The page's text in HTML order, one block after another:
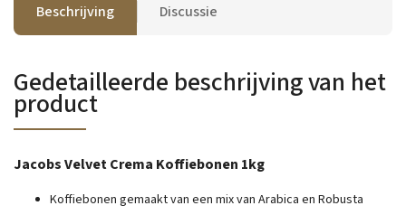
Beschrijving Discussie
Gedetailleerde beschrijving van het
product
Jacobs Velvet Crema Koffiebonen 1kg
Koffiebonen gemaakt van een mix van Arabica en Robusta